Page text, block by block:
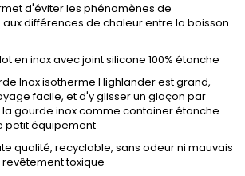
d'éviter les phénomènes de
différences de chaleur entre la boisson
en inox avec joint silicone 100% étanche
Inox isotherme Highlander est grand,
facile, et d'y glisser un glaçon par
gourde inox comme container étanche
petit équipement
qualité, recyclable, sans odeur ni mauvais
toxique